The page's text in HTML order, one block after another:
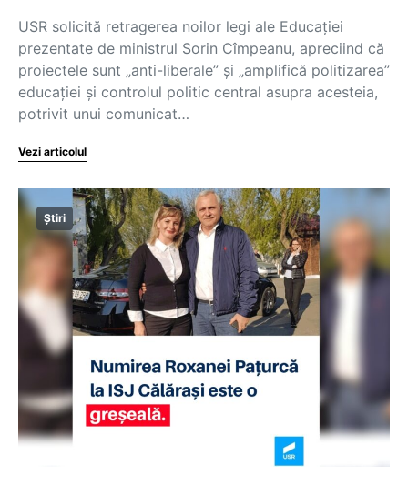
USR solicită retragerea noilor legi ale Educaţiei
prezentate de ministrul Sorin Cîmpeanu, apreciind că
proiectele sunt „anti-liberale” şi „amplifică politizarea”
educaţiei şi controlul politic central asupra acesteia,
potrivit unui comunicat…
Vezi articolul
Știri